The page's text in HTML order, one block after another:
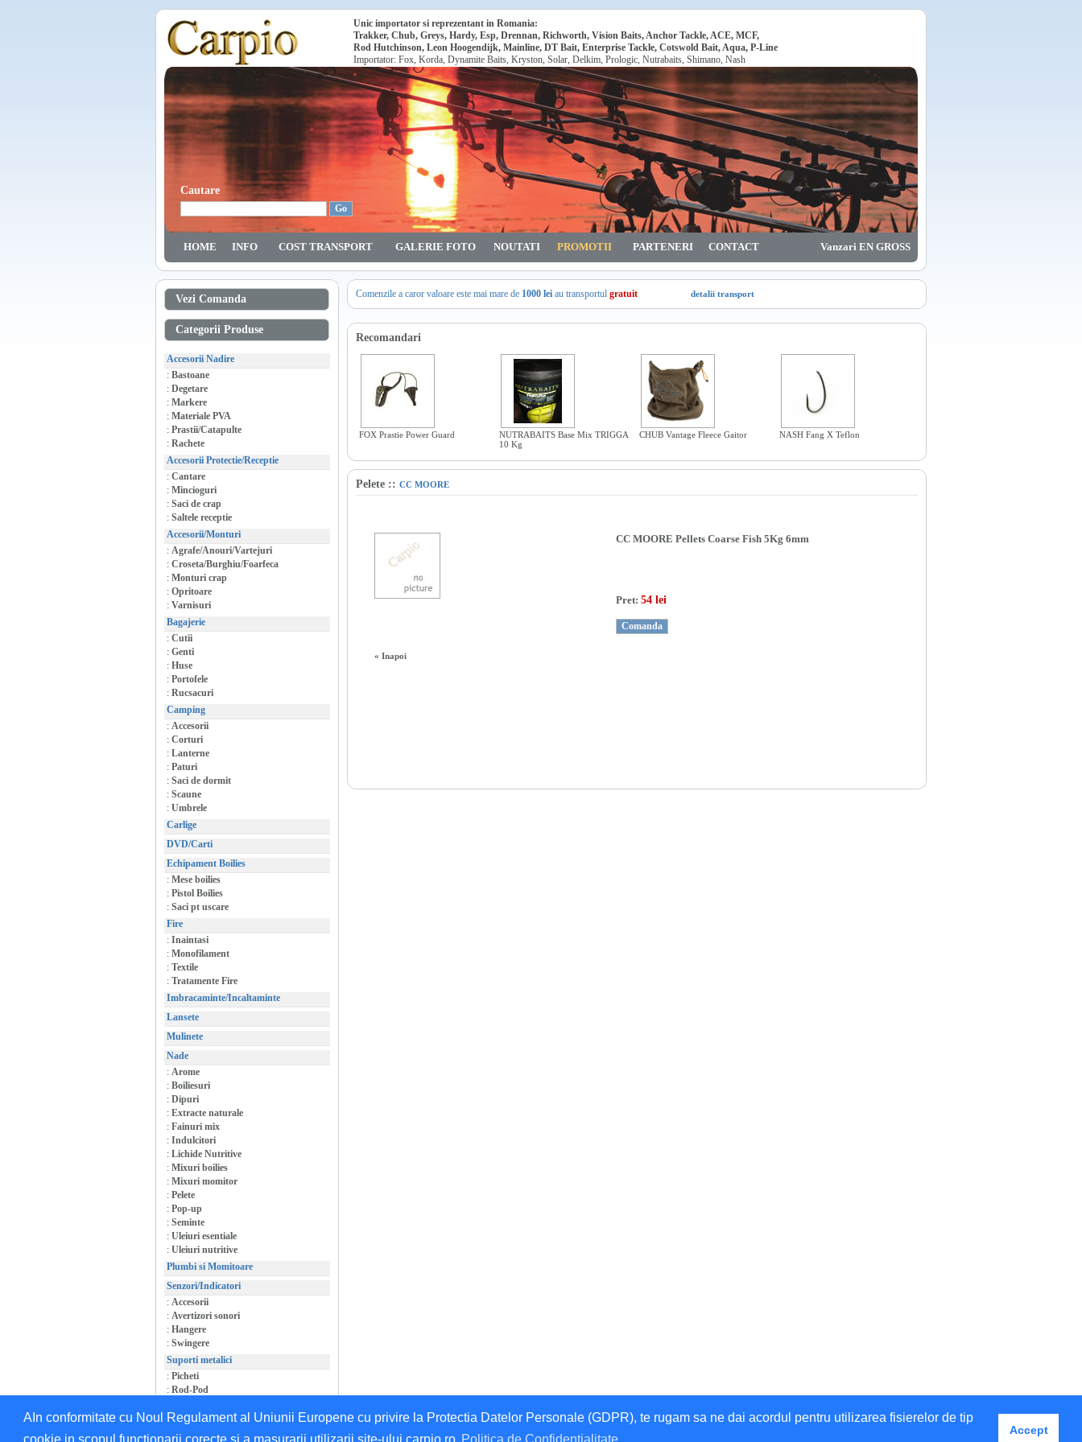
AIn conformitate cu Noul Regulament al Uniunii Europene cu privire la Protectia Datelor Personale (GDPR), te rugam sa ne dai acordul pentru utilizarea fisierelor de tip
cookie in scopul functionarii corecte si a masurarii utilizarii site-ului carpio.ro Politica de Confidentialitate
Accept
Unic importator si reprezentant in Romania:
Trakker, Chub, Greys, Hardy, Esp, Drennan, Richworth, Vision Baits, Anchor Tackle, ACE, MCF,
Rod Hutchinson, Leon Hoogendijk, Mainline, DT Bait, Enterprise Tackle, Cotswold Bait, Aqua, P-Line
Importator: Fox, Korda, Dynamite Baits, Kryston, Solar, Delkim, Prologic, Nutrabaits, Shimano, Nash
Cautare
HOME INFO COST TRANSPORT GALERIE FOTO NOUTATI PROMOTII PARTENERI CONTACT Vanzari EN GROSS
Vezi Comanda
Categorii Produse
Accesorii Nadire
: Bastoane
: Degetare
: Markere
: Materiale PVA
: Prastii/Catapulte
: Rachete
Accesorii Protectie/Receptie
: Cantare
: Mincioguri
: Saci de crap
: Saltele receptie
Accesorii/Monturi
: Agrafe/Anouri/Vartejuri
: Croseta/Burghiu/Foarfeca
: Monturi crap
: Opritoare
: Varnisuri
Bagajerie
: Cutii
: Genti
: Huse
: Portofele
: Rucsacuri
Camping
: Accesorii
: Corturi
: Lanterne
: Paturi
: Saci de dormit
: Scaune
: Umbrele
Carlige
DVD/Carti
Echipament Boilies
: Mese boilies
: Pistol Boilies
: Saci pt uscare
Fire
: Inaintasi
: Monofilament
: Textile
: Tratamente Fire
Imbracaminte/Incaltaminte
Lansete
Mulinete
Nade
: Arome
: Boiliesuri
: Dipuri
: Extracte naturale
: Fainuri mix
: Indulcitori
: Lichide Nutritive
: Mixuri boilies
: Mixuri momitor
: Pelete
: Pop-up
: Seminte
: Uleiuri esentiale
: Uleiuri nutritive
Plumbi si Momitoare
Senzori/Indicatori
: Accesorii
: Avertizori sonori
: Hangere
: Swingere
Suporti metalici
: Picheti
: Rod-Pod
Comenzile a caror valoare este mai mare de 1000 lei au transportul gratuit detalii transport
Recomandari
FOX Prastie Power Guard
NUTRABAITS Base Mix TRIGGA
10 Kg
CHUB Vantage Fleece Gaitor NASH Fang X Teflon
Pelete :: CC MOORE
CC MOORE Pellets Coarse Fish 5Kg 6mm
Pret: 54 lei
« Inapoi